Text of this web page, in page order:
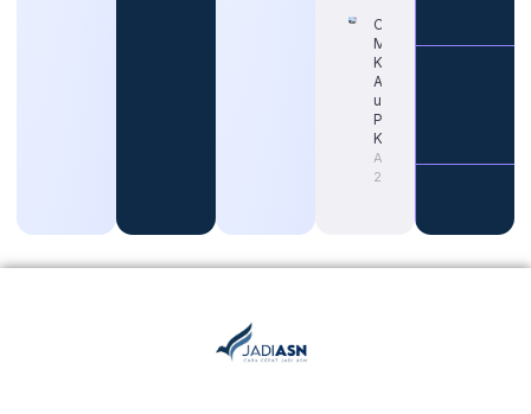
Cara Tepat
Mengetahui
Kapan Gaji
ASN Naik
untuk
Persiapan
Karier
August 4,
2026